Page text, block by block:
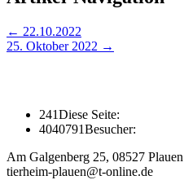
← 22.10.2022
25. Oktober 2022 →
241Diese Seite:
4040791Besucher:
Am Galgenberg 25, 08527 Plauen
tierheim-plauen@t-online.de